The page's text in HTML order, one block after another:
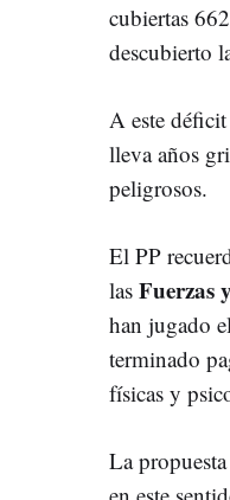
cubiertas
descubierto
A este
lleva años
peligrosos.
El PP
las Fuerzas
han jugado
terminado
físicas y
La